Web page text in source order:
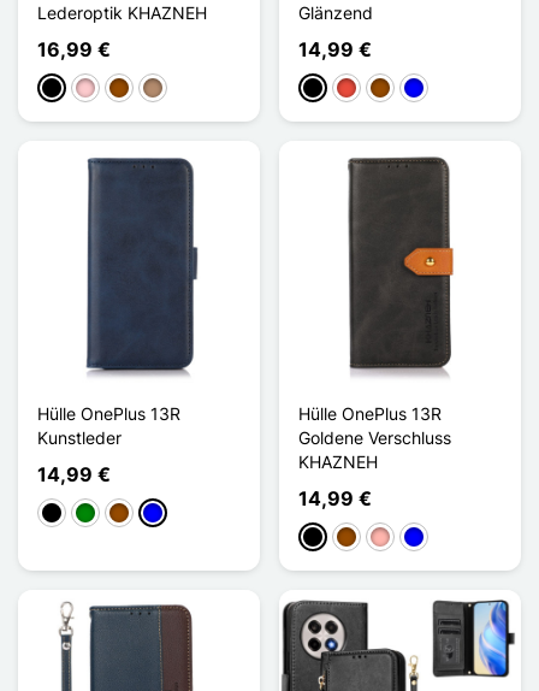
Lederoptik KHAZNEH
16,99 €
Schwarz
PinkBraunTaupe
Glänzend
14,99 €
Schwarz
Rot BraunBlau
Hülle OnePlus 13R
Kunstleder
14,99 €
Schwarz
GrünBraunBlau
Hülle OnePlus 13R
Goldene Verschluss
KHAZNEH
14,99 €
Schwarz
BraunRoségold
Blau